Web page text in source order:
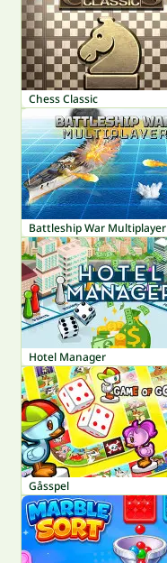
Chess Classic
Battleship War Multiplayer
Hotel Manager
Gåsspel